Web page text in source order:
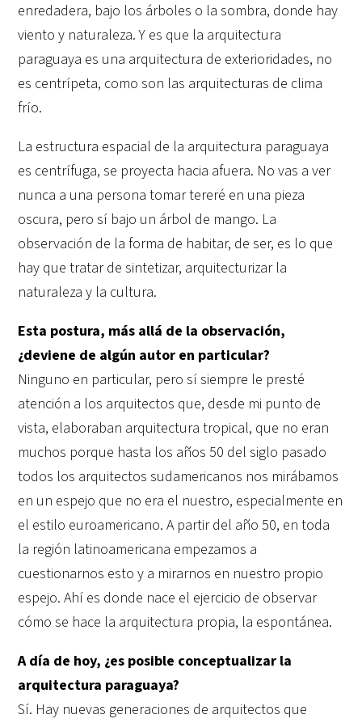
enredadera, bajo los árboles o la sombra, donde hay
viento y naturaleza. Y es que la arquitectura
paraguaya es una arquitectura de exterioridades, no
es centrípeta, como son las arquitecturas de clima
frío.
La estructura espacial de la arquitectura paraguaya
es centrífuga, se proyecta hacia afuera. No vas a ver
nunca a una persona tomar tereré en una pieza
oscura, pero sí bajo un árbol de mango. La
observación de la forma de habitar, de ser, es lo que
hay que tratar de sintetizar, arquitecturizar la
naturaleza y la cultura.
Esta postura, más allá de la observación,
¿deviene de algún autor en particular?
Ninguno en particular, pero sí siempre le presté
atención a los arquitectos que, desde mi punto de
vista, elaboraban arquitectura tropical, que no eran
muchos porque hasta los años 50 del siglo pasado
todos los arquitectos sudamericanos nos mirábamos
en un espejo que no era el nuestro, especialmente en
el estilo euroamericano. A partir del año 50, en toda
la región latinoamericana empezamos a
cuestionarnos esto y a mirarnos en nuestro propio
espejo. Ahí es donde nace el ejercicio de observar
cómo se hace la arquitectura propia, la espontánea.
A día de hoy, ¿es posible conceptualizar la
arquitectura paraguaya?
Sí. Hay nuevas generaciones de arquitectos que